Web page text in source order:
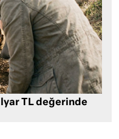
TL değerinde